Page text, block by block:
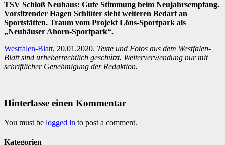
TSV Schloß Neuhaus: Gute Stimmung beim Neujahrsempfang.
Vorsitzender Hagen Schlüter sieht weiteren Bedarf an
Sportstätten. Traum vom Projekt Löns-Sportpark als
„Neuhäuser Ahorn-Sportpark“.
Westfalen-Blatt, 20.01.2020. Texte und Fotos aus dem Westfalen-
Blatt sind urheberrechtlich geschützt. Weiterverwendung nur mit
schriftlicher Genehmigung der Redaktion.
Hinterlasse einen Kommentar
You must be logged in to post a comment.
Kategorien